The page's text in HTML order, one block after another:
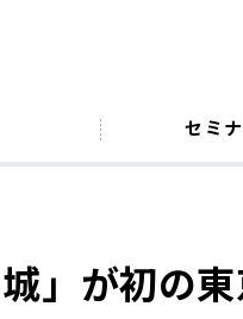
セミ
」が初の東